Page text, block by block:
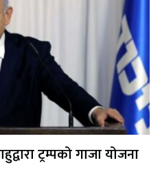
ट्रम्पको गाजा योजना